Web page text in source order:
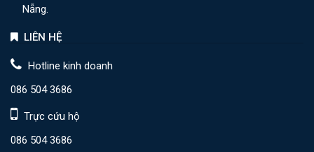
Nẵng.
LIÊN HỆ
Hotline kinh doanh
086 504 3686
Trực cứu hộ
086 504 3686